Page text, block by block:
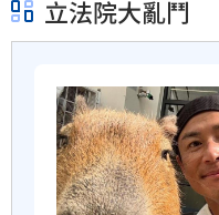
立法院大亂鬥